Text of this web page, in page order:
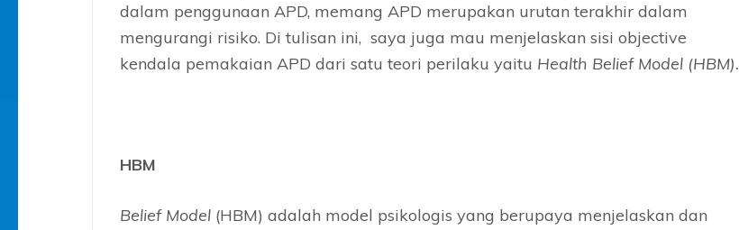
dalam penggunaan APD, memang APD merupakan urutan terakhir dalam
mengurangi risiko. Di tulisan ini, saya juga mau menjelaskan sisi objective
kendala pemakaian APD dari satu teori perilaku yaitu Health Belief Model (HBM).
HBM
Belief Model (HBM) adalah model psikologis yang berupaya menjelaskan dan